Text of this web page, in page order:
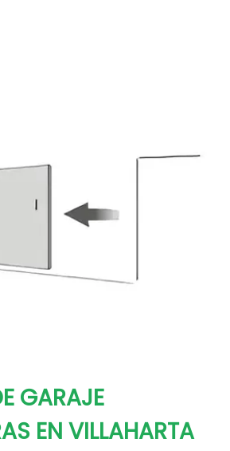
GARAJE
EN VILLAHARTA